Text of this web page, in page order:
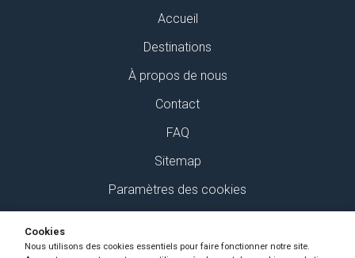
Accueil
Destinations
À propos de nous
Contact
FAQ
Sitemap
Paramètres des cookies
Retrouvez-nous sur Social Media
Cookies
Nous utilisons des cookies essentiels pour faire fonctionner notre site.